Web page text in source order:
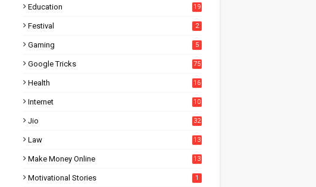
Education
19
Festival 2
Gaming 5
Google Tricks 75
Health 16
Internet
10
Jio 32
Law 13
Make Money Online 13
Motivational Stories 1